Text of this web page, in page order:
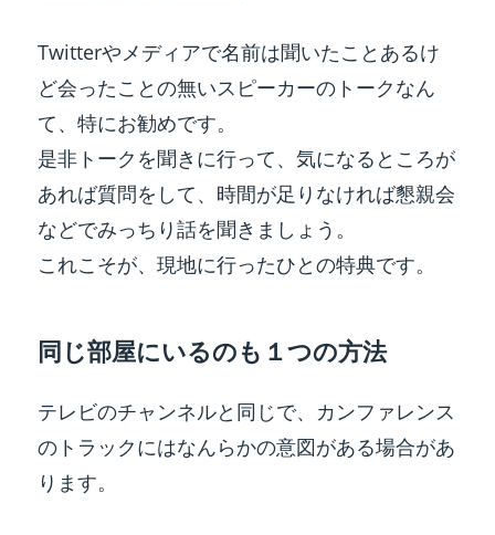
Twitterやメディアで名前は聞いたことあるけ
ど会ったことの無いスピーカーのトークなん
て、特にお勧めです。
是非トークを聞きに行って、気になるところが
あれば質問をして、時間が足りなければ懇親会
などでみっちり話を聞きましょう。
これこそが、現地に行ったひとの特典です。
同じ部屋にいるのも１つの方法
テレビのチャンネルと同じで、カンファレンス
のトラックにはなんらかの意図がある場合があ
ります。